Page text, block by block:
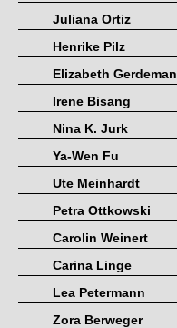
Juliana Ortiz
Henrike Pilz
Elizabeth Gerdeman
Irene Bisang
Nina K. Jurk
Ya-Wen Fu
Ute Meinhardt
Petra Ottkowski
Carolin Weinert
Carina Linge
Lea Petermann
Zora Berweger